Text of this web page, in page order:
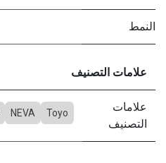
النمط
علامات التصنيف
علامات
التصنيف
Toyo
NEVA